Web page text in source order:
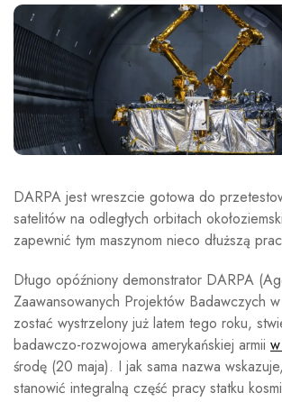
DARPA jest wreszcie gotowa do
satelitów na odległych orbitach
zapewnić tym maszynom nieco dłuższą
Długo opóźniony demonstrator DARPA
Zaawansowanych Projektów Badawczych
zostać wystrzelony już latem tego roku,
badawczo-rozwojowa amerykańskiej armii
środę (20 maja). I jak sama nazwa
stanowić integralną część pracy statku